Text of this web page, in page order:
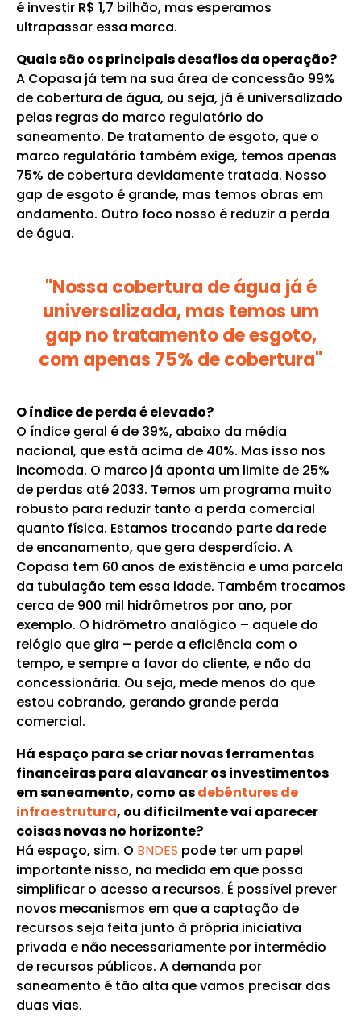
é investir R$ 1,7 bilhão, mas esperamos
ultrapassar essa marca.
Quais são os principais desafios da operação?
A Copasa já tem na sua área de concessão 99%
de cobertura de água, ou seja, já é universalizado
pelas regras do marco regulatório do
saneamento. De tratamento de esgoto, que o
marco regulatório também exige, temos apenas
75% de cobertura devidamente tratada. Nosso
gap de esgoto é grande, mas temos obras em
andamento. Outro foco nosso é reduzir a perda
de água.
"Nossa cobertura de água já é
universalizada, mas temos um
gap no tratamento de esgoto,
com apenas 75% de cobertura"
O índice de perda é elevado?
O índice geral é de 39%, abaixo da média
nacional, que está acima de 40%. Mas isso nos
incomoda. O marco já aponta um limite de 25%
de perdas até 2033. Temos um programa muito
robusto para reduzir tanto a perda comercial
quanto física. Estamos trocando parte da rede
de encanamento, que gera desperdício. A
Copasa tem 60 anos de existência e uma parcela
da tubulação tem essa idade. Também trocamos
cerca de 900 mil hidrômetros por ano, por
exemplo. O hidrômetro analógico – aquele do
relógio que gira – perde a eficiência com o
tempo, e sempre a favor do cliente, e não da
concessionária. Ou seja, mede menos do que
estou cobrando, gerando grande perda
comercial.
Há espaço para se criar novas ferramentas
financeiras para alavancar os investimentos
em saneamento, como asdebêntures de
infraestrutura, ou dificilmente vai aparecer
coisas novas no horizonte?
Há espaço, sim. O BNDES pode ter um papel
importante nisso, na medida em que possa
simplificar o acesso a recursos. É possível prever
novos mecanismos em que a captação de
recursos seja feita junto à própria iniciativa
privada e não necessariamente por intermédio
de recursos públicos. A demanda por
saneamento é tão alta que vamos precisar das
duas vias.